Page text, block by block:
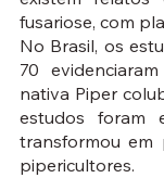
fusariose, com
No Brasil, os
70
nativa Piper
estudos foram
transformou
pipericultores.